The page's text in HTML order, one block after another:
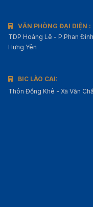
VĂN PHÒNG ĐẠI DIỆN :
TDP Hoàng Lê - P.Phan
Hưng Yên
BIC LÀO CAI:
Thôn Đồng Khê - Xã Văn